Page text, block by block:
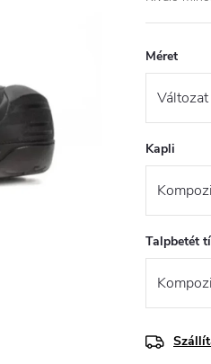
Méret
Kapli
Talpbetét